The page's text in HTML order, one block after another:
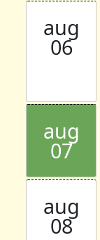
aug
06
aug
07
aug
08